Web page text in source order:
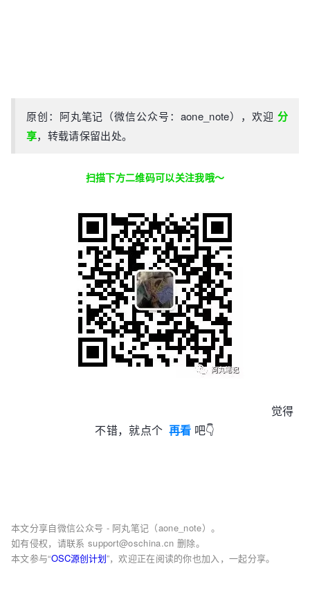
原创：阿丸笔记（微信公众号：aone_note），欢迎 分
享，转载请保留出处。
扫描下方二维码可以关注我哦～
觉得
不错，就点个 再看 吧👇
本文分享自微信公众号 - 阿丸笔记（aone_note）。
如有侵权，请联系 support@oschina.cn 删除。
本文参与“OSC源创计划”，欢迎正在阅读的你也加入，一起分享。